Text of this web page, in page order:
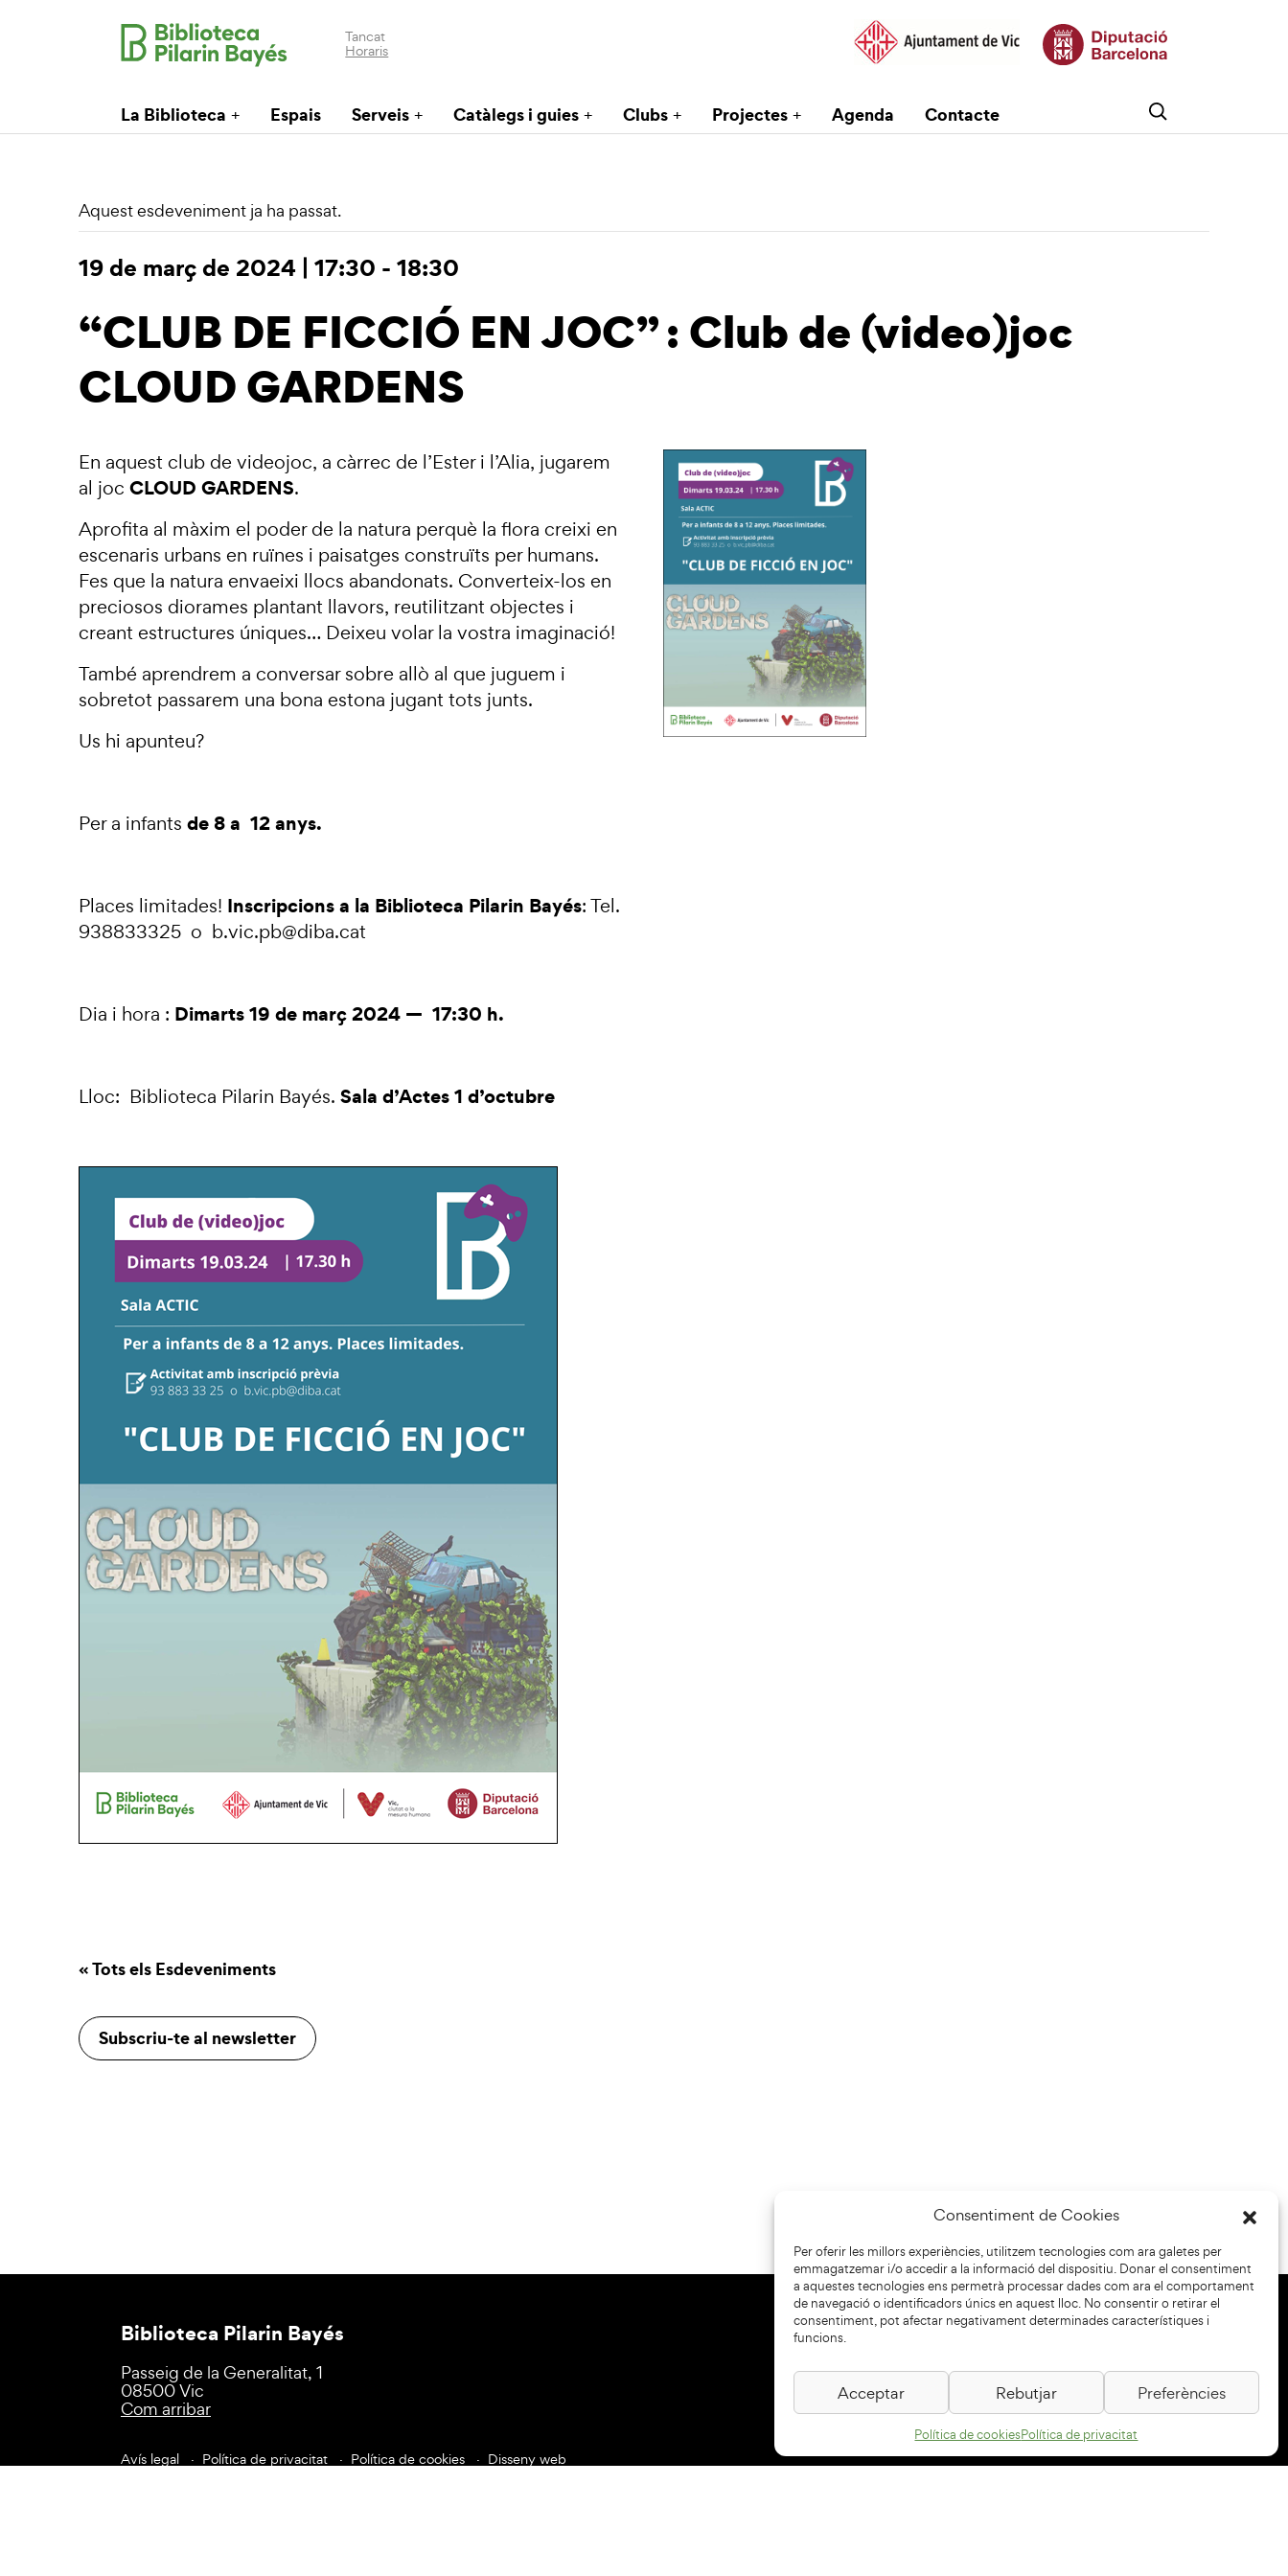
Consentiment de Cookies
Per oferir les millors experiències, utilitzem tecnologies com ara galetes per
emmagatzemar i/o accedir a la informació del dispositiu. Donar el consentiment
a aquestes tecnologies ens permetrà processar dades com ara el comportament
de navegació o identificadors únics en aquest lloc. No consentir o retirar el
consentiment, pot afectar negativament determinades característiques i
funcions.
Acceptar Rebutjar Preferències
Política de cookiesPolítica de privacitat
Tancat
Horaris
La Biblioteca Espais Serveis Catàlegs i guies Clubs Projectes Agenda Contacte
Aquest esdeveniment ja ha passat.
19 de març de 2024 | 17:30 - 18:30
“CLUB DE FICCIÓ EN JOC” : Club de (video)joc
CLOUD GARDENS
En aquest club de videojoc, a càrrec de l’Ester i l’Alia, jugarem
al joc CLOUD GARDENS.
Aprofita al màxim el poder de la natura perquè la flora creixi en
escenaris urbans en ruïnes i paisatges construïts per humans.
Fes que la natura envaeixi llocs abandonats. Converteix-los en
preciosos diorames plantant llavors, reutilitzant objectes i
creant estructures úniques… Deixeu volar la vostra imaginació!
També aprendrem a conversar sobre allò al que juguem i
sobretot passarem una bona estona jugant tots junts.
Us hi apunteu?
Per a infants de 8 a 12 anys.
Places limitades! Inscripcions a la Biblioteca Pilarin Bayés: Tel.
938833325 o b.vic.pb@diba.cat
Dia i hora : Dimarts 19 de març 2024 — 17:30 h.
Lloc: Biblioteca Pilarin Bayés. Sala d’Actes 1 d’octubre
« Tots els Esdeveniments
Subscriu-te al newsletter
Biblioteca Pilarin Bayés
Passeig de la Generalitat, 1
08500 Vic
Com arribar
Avís legal Política de privacitat Política de cookies Disseny web
Col·laboradors: